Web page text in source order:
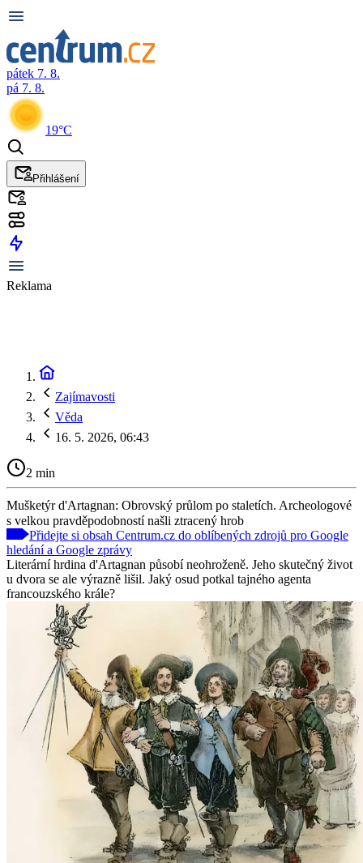
pátek 7. 8.
pá 7. 8.
19°C
Přihlášení
Reklama
Zajímavosti
Věda
16. 5. 2026, 06:43
2 min
Mušketýr d'Artagnan: Obrovský průlom po staletích. Archeologové
s velkou pravděpodobností našli ztracený hrob
Přidejte si obsah Centrum.cz do oblíbených zdrojů pro Google
hledání a Google zprávy
Literární hrdina d'Artagnan působí neohroženě. Jeho skutečný život
u dvora se ale výrazně lišil. Jaký osud potkal tajného agenta
francouzského krále?